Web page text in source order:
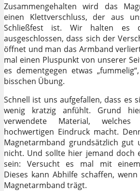
Zusammengehalten wird das
einen Klettverschluss, der aus
Schließfest ist. Wir halten es
ausgeschlossen, dass sich der
öffnet und man das Armband
mal einen Pluspunkt von unserer
es dementgegen etwas
bisschen Übung.
Schnell ist uns aufgefallen, dass es
wenig kratzig anfühlt. Grund
verwendete Material,
hochwertigen Eindruck macht.
Magnetarmband grundsätzlich gut
nicht. Und sollte hier jemand doch
sein: Versucht es mal mit einem
Dieses kann Abhilfe schaffen,
Magnetarmband trägt.